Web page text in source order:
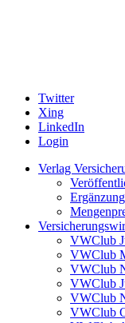
Twitter
Xing
LinkedIn
Login
Verlag
VWClub
VWClub
VWClub
VWClub
VWClub
VWClub